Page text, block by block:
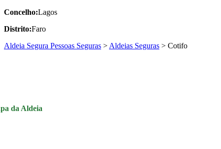
Concelho:Lagos
Distrito:Faro
Aldeia Segura Pessoas Seguras > Aldeias Seguras > Cotifo
da Aldeia